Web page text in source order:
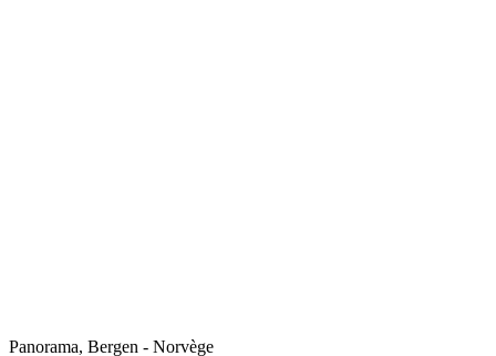
Panorama, Bergen - Norvège